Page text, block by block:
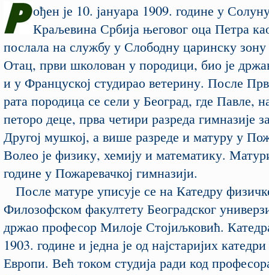
ођен је 10. јануара 1909. године у
Краљевина Србија његовог оца Петра
послала на службу у Слободну царинску
Отац, први школован у породици, био је
и у Француској студирао ветерину. После
рата породица се сели у Београд, где Павле,
петоро деце, прва четири разреда гимназије
Другој мушкој, а више разреде и матуру у
Волео је физику, хемију и математику.
године у Пожаревачкој гимназији.
После матуре уписује се на Катедру
Филозофском факултету Београдског
држао професор Милоје Стојиљковић.
1903. године и једна је од најстаријих
Европи. Већ током студија ради код